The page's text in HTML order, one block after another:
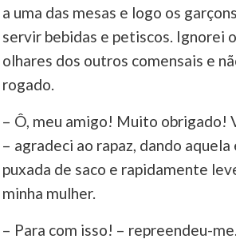
a uma das mesas e logo os
servir bebidas e petiscos. Ignorei
olhares dos outros comensais e
rogado.
– Ô, meu amigo! Muito obrigado!
– agradeci ao rapaz, dando
puxada de saco e rapidamente
minha mulher.
– Para com isso! – repreendeu-